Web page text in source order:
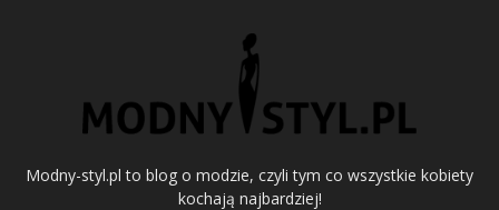
Modny-styl.pl to blog o modzie, czyli tym co wszystkie kobiety
kochają najbardziej!